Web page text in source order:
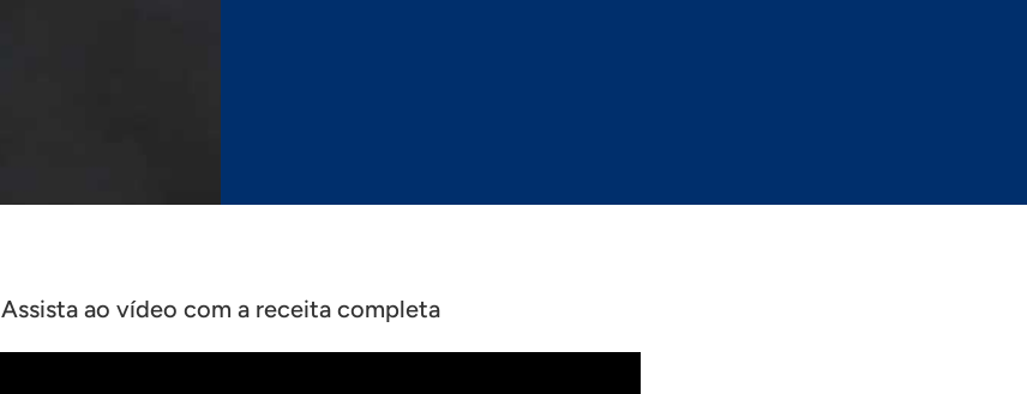
Assista ao vídeo com a receita completa